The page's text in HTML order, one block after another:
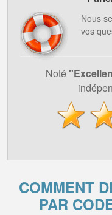
Nous
vos
Noté
COMMENT
PAR